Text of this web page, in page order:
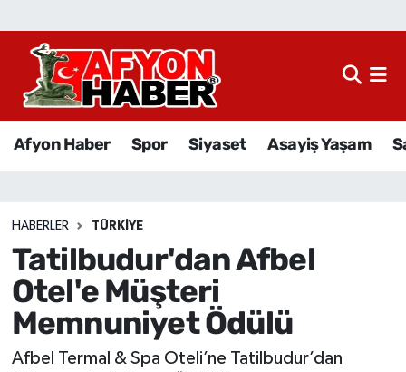
Afyon Haber Spor Siyaset Asayiş Yaşam
HABERLER TÜRKIYE
Tatilbudur'dan Afbel
Otel'e Müşteri
Memnuniyet Ödülü
Afbel Termal & Spa Oteli’ne Tatilbudur’dan
Afyon Haber
Sağlık
Eğitim